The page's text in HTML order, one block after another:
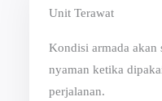
Unit Terawat
Kondisi armada akan
nyaman ketika
perjalanan.